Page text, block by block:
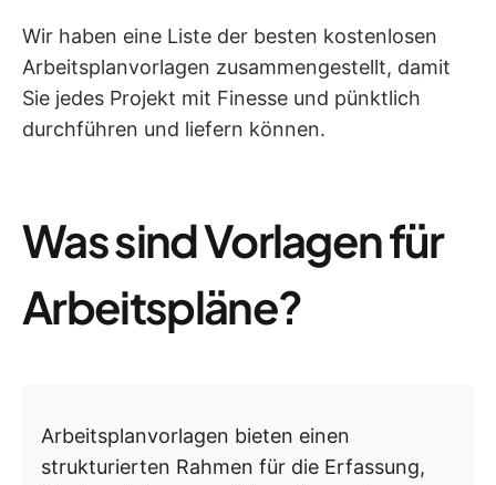
Wir haben eine Liste der besten kostenlosen
Arbeitsplanvorlagen zusammengestellt, damit
Sie jedes Projekt mit Finesse und pünktlich
durchführen und liefern können.
Was sind Vorlagen für
Arbeitspläne?
Arbeitsplanvorlagen bieten einen
strukturierten Rahmen für die Erfassung,